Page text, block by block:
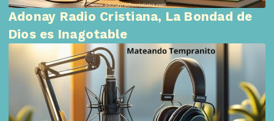
Adonay Radio Cristiana, La Bondad de
Dios es Inagotable